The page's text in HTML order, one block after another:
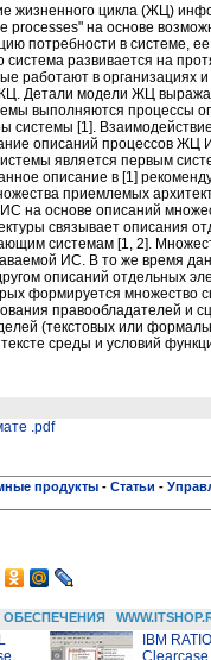
жизненного цикла (ЖЦ)
processes" на основе
потребности в системе,
система развивается на
работают в организациях
Детали модели ЖЦ
выполняются процессы
системы [1].
описаний процессов ЖЦ
является первым
описание в [1]
приемлемых
на основе описаний
связывает описания
системам [1, 2].
ИС. В то же время
описаний отдельных
формируется
правообладателей и
(текстовых или
среды и условий
.pdf
продукты - Статьи -
ОБЕСПЕЧЕНИЯ
IBM